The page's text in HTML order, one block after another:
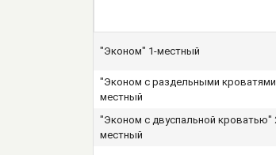
"Эконом" 1-местный
"Эконом с раздельными
местный
"Эконом с двуспальной кроватью"
местный